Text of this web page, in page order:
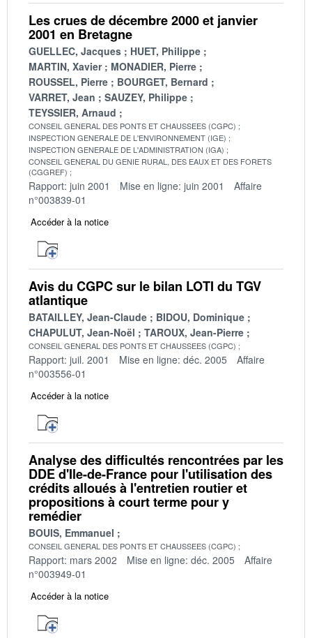
Les crues de décembre 2000 et janvier
2001 en Bretagne
GUELLEC, Jacques
HUET, Philippe
MARTIN, Xavier
MONADIER, Pierre
ROUSSEL, Pierre
BOURGET, Bernard
VARRET, Jean
SAUZEY, Philippe
TEYSSIER, Arnaud
CONSEIL GENERAL DES PONTS ET CHAUSSEES (CGPC)
INSPECTION GENERALE DE L'ENVIRONNEMENT (IGE)
INSPECTION GENERALE DE L'ADMINISTRATION (IGA)
CONSEIL GENERAL DU GENIE RURAL, DES EAUX ET DES FORETS
(CGGREF)
Rapport: juin 2001 Mise en ligne: juin 2001
Affaire
n°003839-01
Accéder à la notice
Avis du CGPC sur le bilan LOTI du TGV
atlantique
BATAILLEY, Jean-Claude
BIDOU, Dominique
CHAPULUT, Jean-Noël
TAROUX, Jean-Pierre
CONSEIL GENERAL DES PONTS ET CHAUSSEES (CGPC)
Rapport: juil. 2001 Mise en ligne: déc. 2005
Affaire
n°003556-01
Accéder à la notice
Analyse des difficultés rencontrées par les
DDE d'Ile-de-France pour l'utilisation des
crédits alloués à l'entretien routier et
propositions à court terme pour y
remédier
BOUIS, Emmanuel
CONSEIL GENERAL DES PONTS ET CHAUSSEES (CGPC)
Rapport: mars 2002 Mise en ligne: déc. 2005
Affaire
n°003949-01
Accéder à la notice